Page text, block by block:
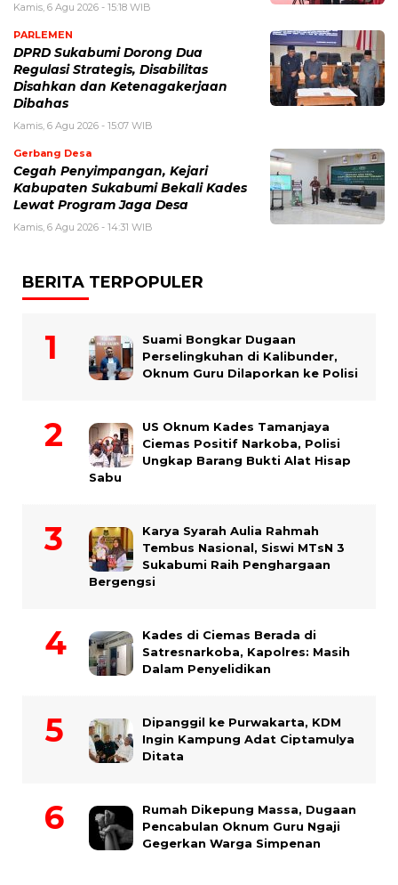
Kamis, 6 Agu 2026 - 15:18 WIB
PARLEMEN
DPRD Sukabumi Dorong Dua
Regulasi Strategis, Disabilitas
Disahkan dan Ketenagakerjaan
Dibahas
Kamis, 6 Agu 2026 - 15:07 WIB
Gerbang Desa
Cegah Penyimpangan, Kejari
Kabupaten Sukabumi Bekali Kades
Lewat Program Jaga Desa
Kamis, 6 Agu 2026 - 14:31 WIB
BERITA TERPOPULER
Suami Bongkar Dugaan
Perselingkuhan di Kalibunder,
Oknum Guru Dilaporkan ke Polisi
US Oknum Kades Tamanjaya
Ciemas Positif Narkoba, Polisi
Ungkap Barang Bukti Alat Hisap
Sabu
Karya Syarah Aulia Rahmah
Tembus Nasional, Siswi MTsN 3
Sukabumi Raih Penghargaan
Bergengsi
Kades di Ciemas Berada di
Satresnarkoba, Kapolres: Masih
Dalam Penyelidikan
Dipanggil ke Purwakarta, KDM
Ingin Kampung Adat Ciptamulya
Ditata
Rumah Dikepung Massa, Dugaan
Pencabulan Oknum Guru Ngaji
Gegerkan Warga Simpenan